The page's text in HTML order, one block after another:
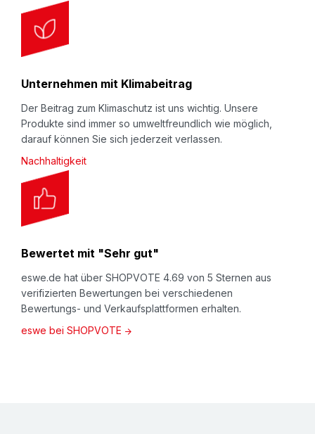
Unternehmen mit Klimabeitrag
Der Beitrag zum Klimaschutz ist uns wichtig. Unsere
Produkte sind immer so umweltfreundlich wie möglich,
darauf können Sie sich jederzeit verlassen.
Nachhaltigkeit
Bewertet mit "Sehr gut"
eswe.de hat über SHOPVOTE 4.69 von 5 Sternen aus
verifizierten Bewertungen bei verschiedenen
Bewertungs- und Verkaufsplattformen erhalten.
eswe bei SHOPVOTE